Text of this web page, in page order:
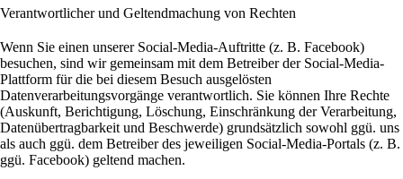
Verantwortlicher und Geltendmachung von Rechten
Wenn Sie einen unserer Social-Media-Auftritte (z. B. Facebook)
besuchen, sind wir gemeinsam mit dem Betreiber der Social-Media-
Plattform für die bei diesem Besuch ausgelösten
Datenverarbeitungsvorgänge verantwortlich. Sie können Ihre Rechte
(Auskunft, Berichtigung, Löschung, Einschränkung der Verarbeitung,
Datenübertragbarkeit und Beschwerde) grundsätzlich sowohl ggü. uns
als auch ggü. dem Betreiber des jeweiligen Social-Media-Portals (z. B.
ggü. Facebook) geltend machen.